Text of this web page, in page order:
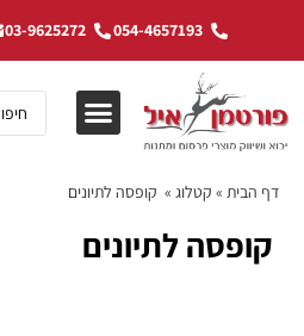
054-4657193
03-9625272
דף הבית » קטלוג » קופסה לתיונים
קופסה לתיונים